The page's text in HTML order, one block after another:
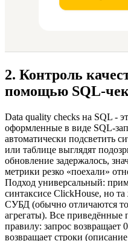
2. Контроль
помощью SQL-
Data quality checks на SQL -
оформленные в виде SQL-
автоматически подсветить
или таблице выглядят
обновление задержалось,
метрики резко «поехали»
Подход универсальный:
синтаксисе ClickHouse, но
СУБД (обычно отличаются
агрегаты). Все
правилу: запрос возвращает
возвращает строки